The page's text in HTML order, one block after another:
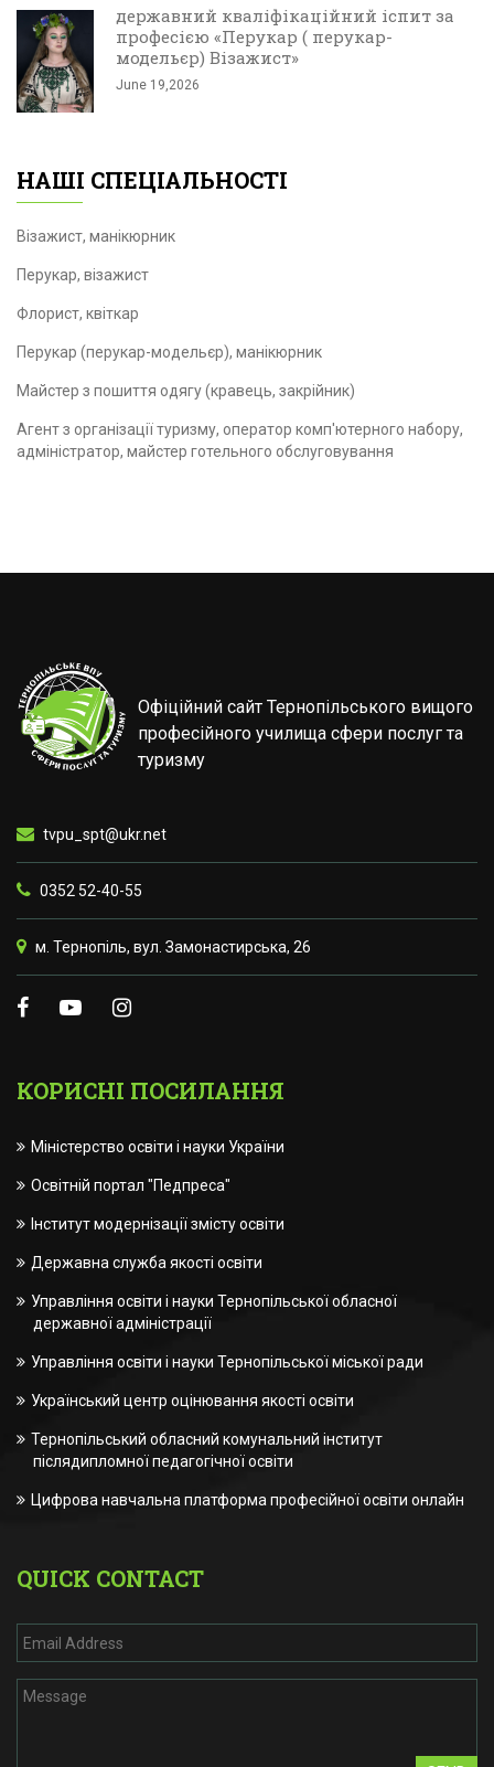
державний кваліфікаційний іспит за
професією «Перукар ( перукар-
модельєр) Візажист»
June 19,2026
НАШІ СПЕЦІАЛЬНОСТІ
Візажист, манікюрник
Перукар, візажист
Флорист, квіткар
Перукар (перукар-модельєр), манікюрник
Майстер з пошиття одягу (кравець, закрійник)
Агент з організації туризму, оператор комп'ютерного набору,
адміністратор, майстер готельного обслуговування
Офіційний сайт Тернопільського вищого
професійного училища сфери послуг та
туризму
tvpu_spt@ukr.net
0352 52-40-55
м. Тернопіль, вул. Замонастирська, 26
КОРИСНІ ПОСИЛАННЯ
Міністерство освіти і науки України
Освітній портал "Педпреса"
Інститут модернізації змісту освіти
Державна служба якості освіти
Управління освіти і науки Тернопільської обласної
державної адміністрації
Управління освіти і науки Тернопільської міської ради
Український центр оцінювання якості освіти
Тернопільський обласний комунальний інститут
післядипломної педагогічної освіти
Цифрова навчальна платформа професійної освіти онлайн
QUICK CONTACT